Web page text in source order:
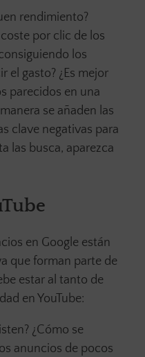
rendimiento?
por clic de los
los
el gasto? ¿Es mejor
parecidos en una
se añaden las
clave negativas para
las busca, aparezca
en Google están
que forman parte de
estar al tanto de
en YouTube:
¿Cómo se
anuncios de pocos